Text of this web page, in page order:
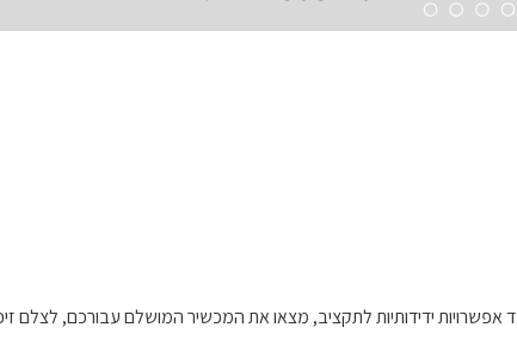
ידידותיות לתקציב, מצאו את המכשיר המושלם עבורכם, לצלם